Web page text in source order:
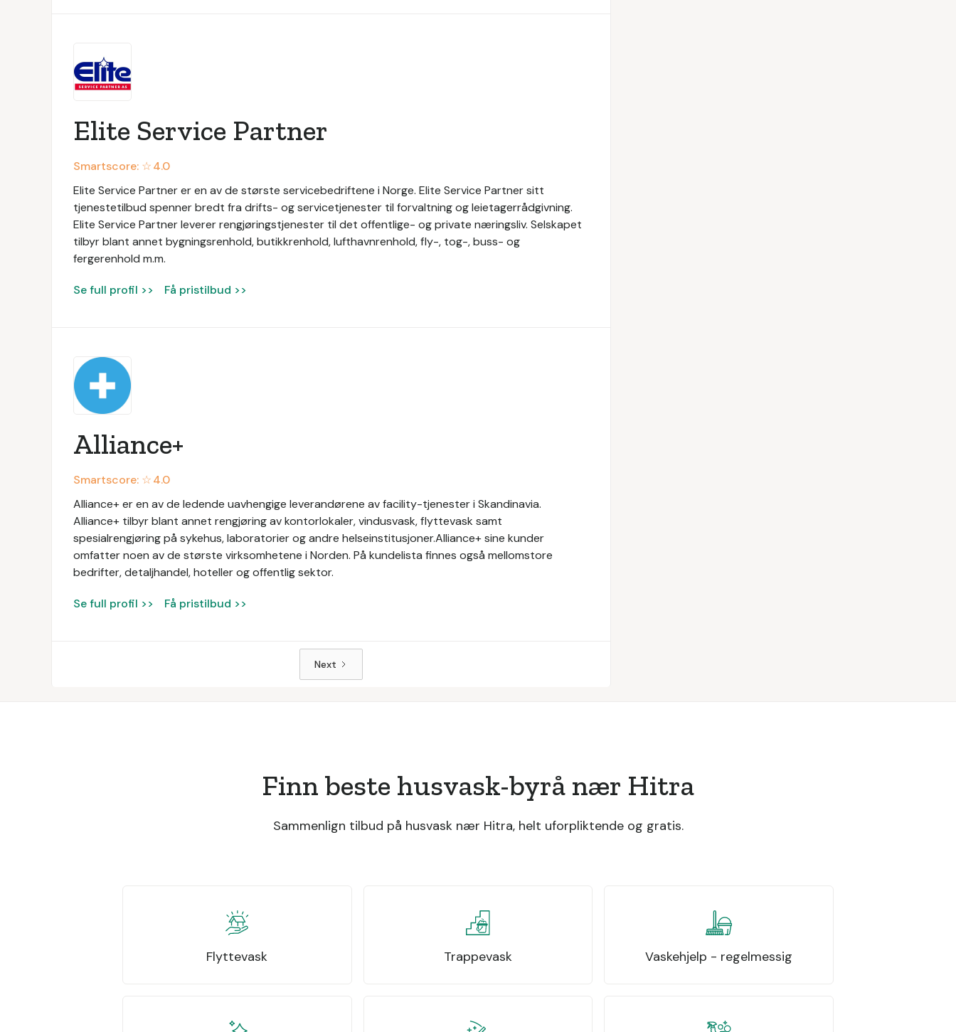
Elite Service Partner
Smartscore: ☆4.0
Elite Service Partner er en av de største servicebedriftene i Norge. Elite Service Partner sitt
tjenestetilbud spenner bredt fra drifts- og servicetjenester til forvaltning og leietagerrådgivning.
Elite Service Partner leverer rengjøringstjenester til det offentlige- og private næringsliv. Selskapet
tilbyr blant annet bygningsrenhold, butikkrenhold, lufthavnrenhold, fly-, tog-, buss- og
fergerenhold m.m.
Se full profil >> Få pristilbud >>
Alliance+
Smartscore: ☆4.0
Alliance+ er en av de ledende uavhengige leverandørene av facility-tjenester i Skandinavia.
Alliance+ tilbyr blant annet rengjøring av kontorlokaler, vindusvask, flyttevask samt
spesialrengjøring på sykehus, laboratorier og andre helseinstitusjoner.Alliance+ sine kunder
omfatter noen av de største virksomhetene i Norden. På kundelista finnes også mellomstore
bedrifter, detaljhandel, hoteller og offentlig sektor.
Se full profil >> Få pristilbud >>
Next
Finn beste husvask-byrå nær Hitra
Sammenlign tilbud på husvask nær Hitra, helt uforpliktende og gratis.
Flyttevask Trappevask Vaskehjelp - regelmessig